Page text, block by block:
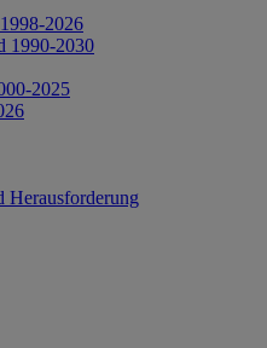
2026
1990-2030
2025
Herausforderung